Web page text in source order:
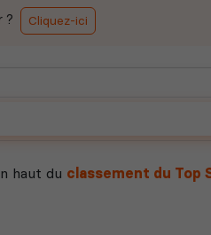
? Cliquez-ici
haut du classement du Top